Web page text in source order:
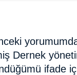
Dernek
ifade